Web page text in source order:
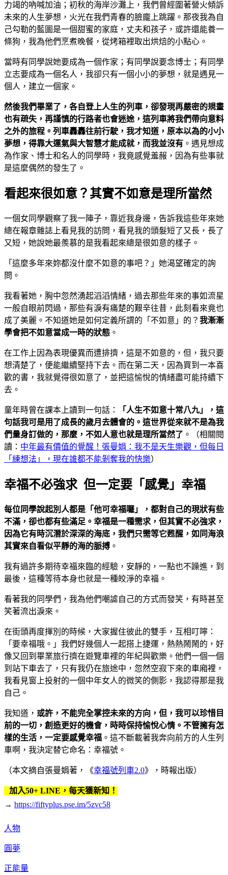
力竭的吶喊加油；初秋的海岸沙灘上，我們曾經圍著營火傾訴
未來的人生夢想，火光在我們青春的臉龐上跳躍。那夜我為自
己勾勒的藍圖是一個甜蜜的家庭，丈夫和孩子，或許還能養一
條狗，我為他們烹煮晚餐，從烤箱裡取出烘焙的小點心。
當時有同學說她要成為一個作家；有同學說要念博士；有同學
立志要成為一個名人，我卻只有一個小小的夢想，就是遇見一
個人，建立一個家。
然後我們畢業了，各自登上人生的列車，卻發現再嚴密的規畫
也有疏失，再謹慎的行路者也會迷途，這列車將我們帶向意料
之外的旅程。列車轟轟往前行駛，我才知道，原本以為的小小
夢想，得靠大運氣與大智慧才能成就，而我並沒有 。遇見想成
為作家、博士和名人的同學時，我竟感覺羞赧，因為有些事就
是這麼偶然的發生了。
看起來很如意？其實不如意是理所當然
一個女同學觀察了我一陣子，靠近我身邊，告訴我這些年來她
總在報章雜誌上看見我的訪問，看見我的頭髮短了又長，長了
又短，她說她最羨慕的是我看起來總是很如意的樣子。
「這麼多年來妳都沒什麼不如意的事吧？」她渴望確定的詢
問。
我看著她，胸中忽然湧起滔滔情緒，過去那些年來的事如流星
一般自眼前閃過，那些有淚有痛楚的艱辛往昔，此刻看來竟也
成了美麗。不知道她是如何定義所謂的「不如意」的？ 我漸漸
學會把不如意當成一時的狀態 。
在工作上因為表現優異而遭排擠，這是不如意的，但，我只要
想清楚了，便能繼續堅持下去。而在第二天，因為買到一本喜
歡的書，我就覺得很如意了，並把這愉悅的情緒盡可能持續下
去。
童年時曾在課本上讀到一句話：
「人生不如意十常八九」，這
句話我可是用了成長的歲月去體會的。這世界從來就不是為我
們量身訂做的，那麼，不如人意也就是理所當然了 。（相關閱
讀： 中年最有價值的覺醒！張曼娟：我不是天生樂觀，但每日
「練想法」，現在誰都不能剝奪我的快樂）
幸福不必強求 但一定要「感覺」幸福
每位同學說起別人都是「他可幸福囉」，都對自己的現狀有些
不滿，卻也都有些滿足。幸福是一種需求，但其實不必強求，
因為它有時沉潛於深深的海底，我們只需等它甦醒，如同海浪
其實來自看似平靜的海的脈搏 。
我有過許多期待幸福來臨的經驗，安靜的，一點也不躁進，到
最後，這種等待本身也就是一種皎淨的幸福。
看著我的同學們，我為他們嘲謔自己的方式而發笑，有時甚至
笑著流出淚來。
在街頭再度揮別的時候，大家握住彼此的雙手，互相叮嚀：
「要幸福哦。」我們好幾個人一起搭上捷運，熱熱鬧鬧的，好
像又回到畢業旅行擠在遊覽車裡的年紀與歡樂。他們一個一個
到站下車去了，只有我仍在旅途中，忽然空寂下來的車廂裡，
我看見窗上投射的一個中年女人的微笑的側影，我認得那是我
自己。
我知道， 或許，不能完全掌控未來的方向，但，我可以珍惜目
前的一切，創造更好的機會，時時保持愉悅心情。不管擁有怎
樣的生活，一定要感覺幸福 。這不斷載著我奔向前方的人生列
車啊，我決定替它命名：幸福號。
（本文摘自張曼娟著，《幸福號列車2.0》，時報出版）
加入50+ LINE，每天獲新知！
→ https://fiftyplus.pse.im/5zvc58
人物
圓夢
正能量